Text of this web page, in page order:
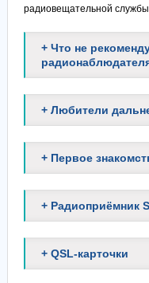
радиовещательной
+ Что не
+ Любители
+ Первое
+ Радиоприёмник
+ QSL-карточки